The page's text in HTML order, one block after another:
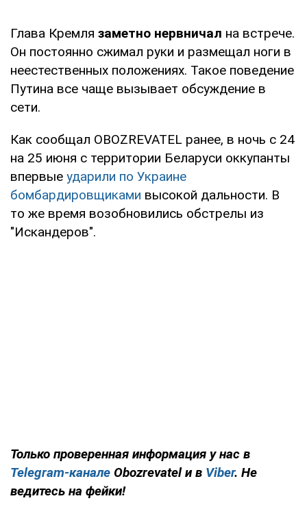
Глава Кремля заметно нервничал на встрече.
Он постоянно сжимал руки и размещал ноги в
неестественных положениях. Такое поведение
Путина все чаще вызывает обсуждение в
сети.
Как сообщал OBOZREVATEL ранее, в ночь с 24
на 25 июня с территории Беларуси оккупанты
впервые ударили по Украине
бомбардировщиками высокой дальности. В
то же время возобновились обстрелы из
"Искандеров".
Только проверенная информация у нас в
Telegram-канале Obozrevatel и в Viber. Не
ведитесь на фейки!